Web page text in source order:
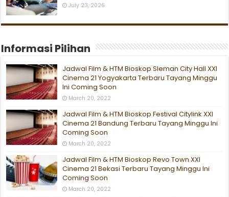
July 23, 2026
Informasi Pilihan
Jadwal Film & HTM Bioskop Sleman City Hall XXI
Cinema 21 Yogyakarta Terbaru Tayang Minggu
Ini Coming Soon
March 20, 2022
Jadwal Film & HTM Bioskop Festival Citylink XXI
Cinema 21 Bandung Terbaru Tayang Minggu Ini
Coming Soon
March 20, 2022
Jadwal Film & HTM Bioskop Revo Town XXI
Cinema 21 Bekasi Terbaru Tayang Minggu Ini
Coming Soon
March 20, 2022